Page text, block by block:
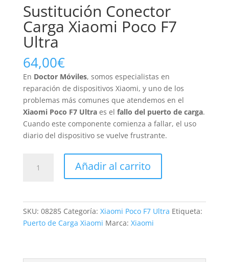
Sustitución Conector
Carga Xiaomi Poco F7
Ultra
64,00€
En Doctor Móviles, somos especialistas en
reparación de dispositivos Xiaomi, y uno de los
problemas más comunes que atendemos en el
Xiaomi Poco F7 Ultraes el fallo del puerto de carga.
Cuando este componente comienza a fallar, el uso
diario del dispositivo se vuelve frustrante.
Conector
Añadir al carrito
SKU: 08285 Categoría: Xiaomi Poco F7 Ultra Etiqueta:
Puerto de Carga Xiaomi Marca: Xiaomi